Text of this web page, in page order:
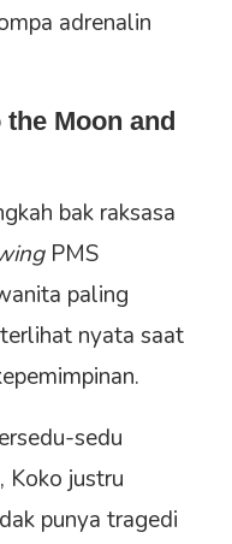
adrenalin
Moon and
bak raksasa
PMS
paling
nyata saat
sedu
Koko justru
punya tragedi